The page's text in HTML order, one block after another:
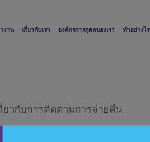
งาน เกี่ยวกับเรา องค์กรการกุศลของเรา ทำอย่างไร
วกับการติดตามการจ่ายคืน